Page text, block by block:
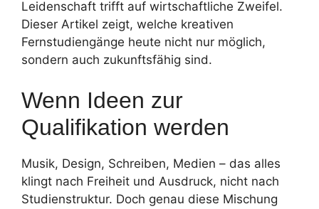
Leidenschaft trifft auf wirtschaftliche Zweifel.
Dieser Artikel zeigt, welche kreativen
Fernstudiengänge heute nicht nur möglich,
sondern auch zukunftsfähig sind.
Wenn Ideen zur
Qualifikation werden
Musik, Design, Schreiben, Medien – das alles
klingt nach Freiheit und Ausdruck, nicht nach
Studienstruktur. Doch genau diese Mischung